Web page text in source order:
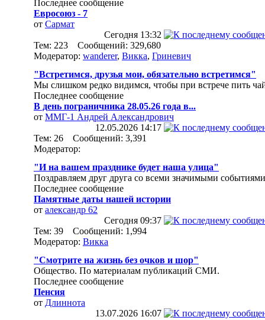
Последнее сообщение
Евросоюз - 7
от Сармат
Сегодня 13:32
Тем: 223 Сообщений: 329,680
Модератор: wanderer, Викка, Гриневич
"Встретимся, друзья мои, обязательно встретимся"
Мы слишком редко видимся, чтобы при встрече пить
Последнее сообщение
В день пограничника 28.05.26 года в...
от ММГ-1 Андрей Александрович
12.05.2026 14:17
Тем: 26 Сообщений: 3,391
Модератор:
"И на вашем празднике будет наша улица"
Поздравляем друг друга со всеми значимыми
Последнее сообщение
Памятные даты нашей истории
от александр 62
Сегодня 09:37
Тем: 39 Сообщений: 1,994
Модератор: Викка
"Смотрите на жизнь без очков и шор"
Общество. По материалам публикаций СМИ.
Последнее сообщение
Пенсия
от Длиннота
13.07.2026 16:07